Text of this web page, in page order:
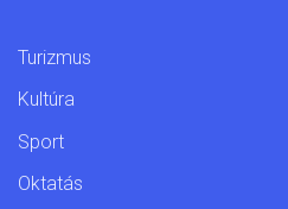
Turizmus
Kultúra
Sport
Oktatás